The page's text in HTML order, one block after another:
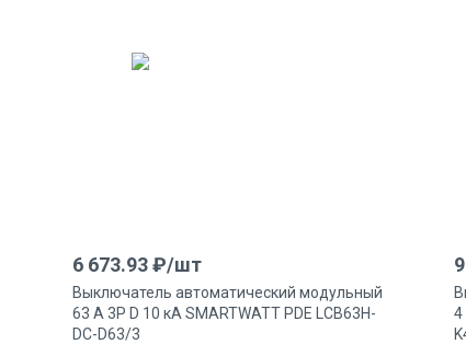
6 673.93 ₽/шт
Выключатель автоматический модульный
63 А 3P D 10 кА SMARTWATT PDE LCB63H-
DC-D63/3
4